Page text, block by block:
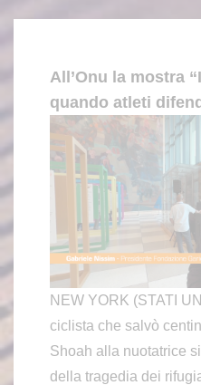
All’Onu la mostra
quando atleti
NEW YORK (STATI
ciclista che salvò
Shoah alla nuotatrice
della tragedia dei